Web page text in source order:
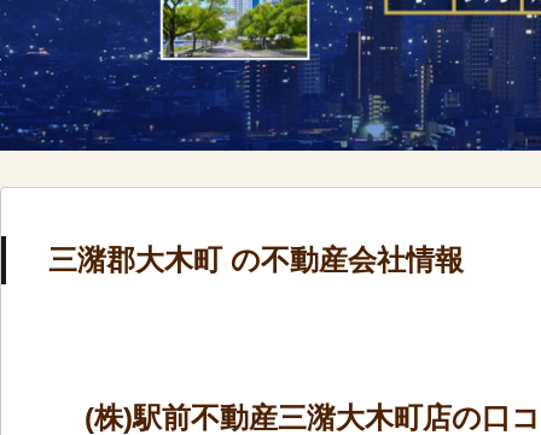
三潴郡大木町 の不動産会社情報
(株)駅前不動産三潴大木町店の口